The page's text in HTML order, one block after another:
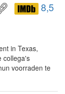
8,5
in Texas,
collega's
voorraden te